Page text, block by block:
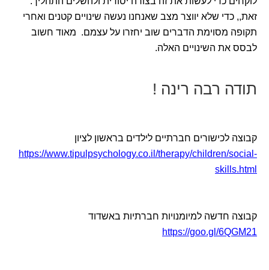
זאת,, כדי שלא יווצר מצב שאנחנו נעשה שינויים קטנים ואחרי
תקופה מסוימת הדברים שוב יחזרו על עצמם. מאוד חשוב
לבסס את השינויים האלה.
תודה רבה רינה !
קבוצה לכישורים חברתיים לילדים בראשון לציון
https://www.tipulpsychology.co.il/therapy/children/social-
skills.html
קבוצה חדשה למיומנויות חברתיות באשדוד
https://goo.gl/6QGM21